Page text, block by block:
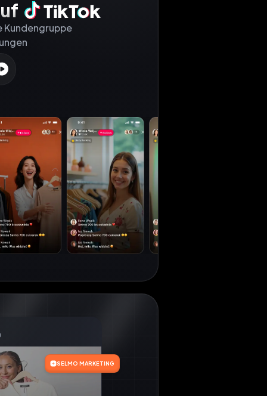
Kundengruppe
SELMO MARKETING